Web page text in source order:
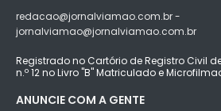
redacao@jornalviamao.com.br -
jornalviamao@jornalviamao.com.br
Registrado no Cartório de Registro Civil
n.º 12 no Livro "B" Matriculado e
ANUNCIE COM A GENTE